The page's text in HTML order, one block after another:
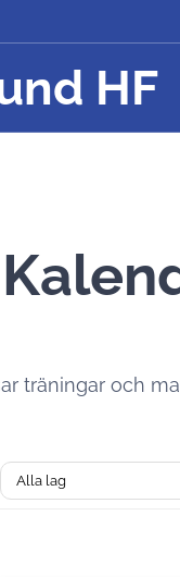
HF
träningar och